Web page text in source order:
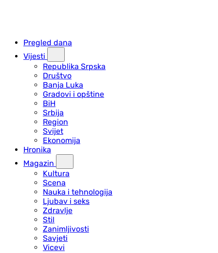
Pregled dana
Vijesti
Republika Srpska
Društvo
Banja Luka
Gradovi i opštine
BiH
Srbija
Region
Svijet
Ekonomija
Hronika
Magazin
Kultura
Scena
Nauka i tehnologija
Ljubav i seks
Zdravlje
Stil
Zanimljivosti
Savjeti
Vicevi